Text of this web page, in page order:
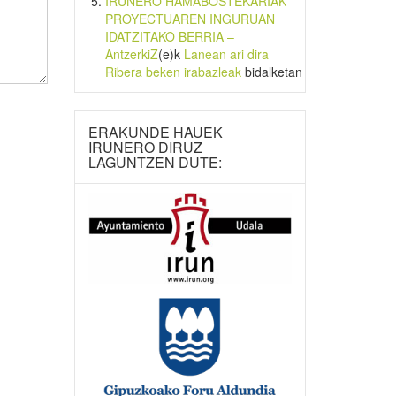
PROYECTUAREN INGURUAN
IDATZITAKO BERRIA –
AntzerkiZ(e)k Lanean ari dira
Ribera beken irabazleakbidalketan
ERAKUNDE HAUEK
IRUNERO DIRUZ
LAGUNTZEN DUTE: